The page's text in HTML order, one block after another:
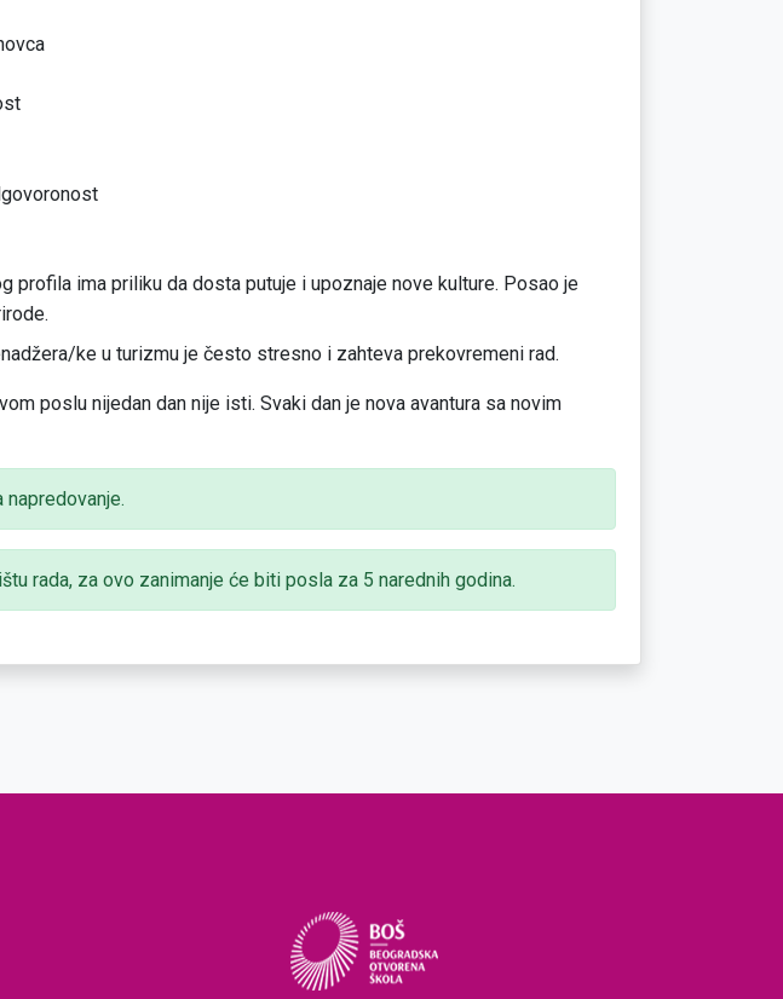
profila ima priliku da dosta putuje i upoznaje nove kulture. Posao je
ke u turizmu je često stresno i zahteva prekovremeni rad.
poslu nijedan dan nije isti. Svaki dan je nova avantura sa novim
rada, za ovo zanimanje će biti posla za 5 narednih godina.